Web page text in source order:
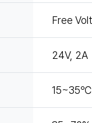
Free
24V, 2A
15~35℃